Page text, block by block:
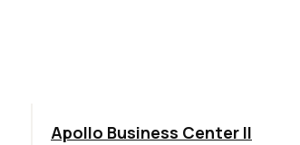
TOP NOVINKA ODPORÚČAME
Apollo Business Center II